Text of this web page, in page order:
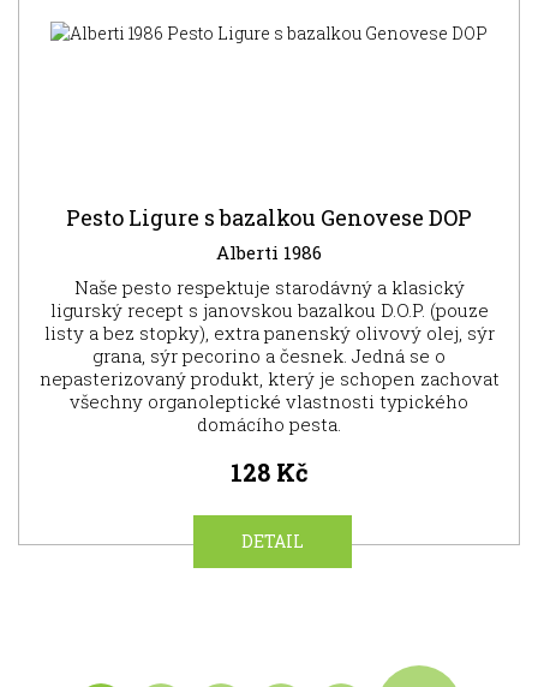
Pesto Ligure s bazalkou Genovese DOP
Alberti 1986
Naše pesto respektuje starodávný a klasický
ligurský recept s janovskou bazalkou D.O.P. (pouze
listy a bez stopky), extra panenský olivový olej, sýr
grana, sýr pecorino a česnek. Jedná se o
nepasterizovaný produkt, který je schopen zachovat
všechny organoleptické vlastnosti typického
domácího pesta.
128 Kč
DETAIL